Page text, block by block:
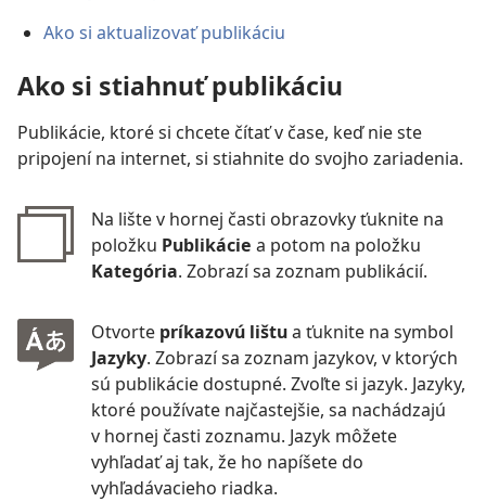
Ako si aktualizovať publikáciu
Ako si stiahnuť publikáciu
Publikácie, ktoré si chcete čítať v čase, keď nie ste
pripojení na internet, si stiahnite do svojho zariadenia.
Na lište v hornej časti obrazovky ťuknite na
položku Publikácie a potom na položku
Kategória. Zobrazí sa zoznam publikácií.
Otvorte príkazovú lištua ťuknite na symbol
Jazyky. Zobrazí sa zoznam jazykov, v ktorých
sú publikácie dostupné. Zvoľte si jazyk. Jazyky,
ktoré používate najčastejšie, sa nachádzajú
v hornej časti zoznamu. Jazyk môžete
vyhľadať aj tak, že ho napíšete do
vyhľadávacieho riadka.